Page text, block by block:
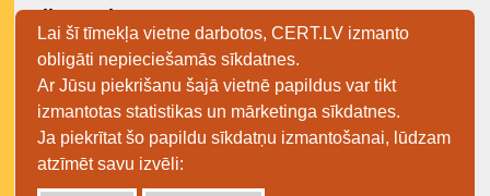
Lai šī tīmekļa vietne darbotos, CERT.LV izmanto
obligāti nepieciešamās sīkdatnes.
Ar Jūsu piekrišanu šajā vietnē papildus var tikt
izmantotas statistikas un mārketinga sīkdatnes.
Ja piekrītat šo papildu sīkdatņu izmantošanai, lūdzam
atzīmēt savu izvēli:
Alise Gubene
User ID: Alise Gubene (alise.gubene@cert.lv
PGP atslēga drošai saziņai:
Key type: RSA
Key size: 4096 bit
Fingerprint: 4E4D 8609 2897 B0DE 4885 C5CD
C06D 304E AA4B 50A8